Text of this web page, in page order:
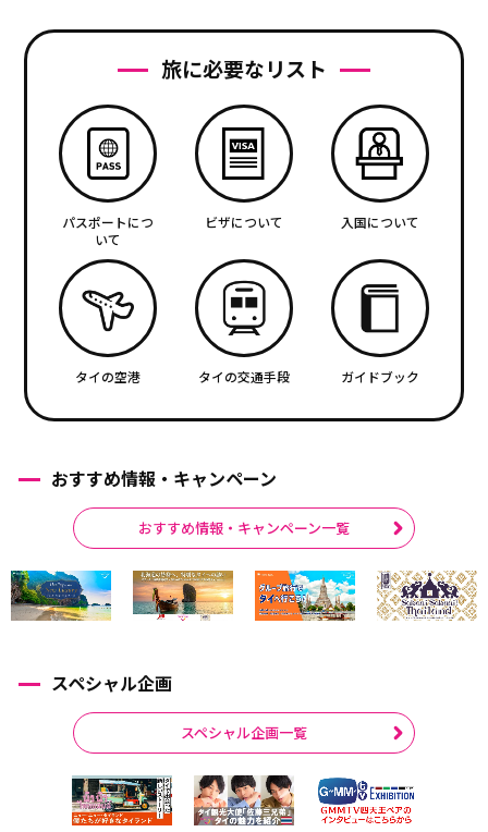
旅に必要なリスト
パスポートにつ
いて
ビザについて 入国について
タイの空港 タイの交通手段 ガイドブック
おすすめ情報・キャンペーン
おすすめ情報・キャンペーン一覧
スペシャル企画
スペシャル企画一覧